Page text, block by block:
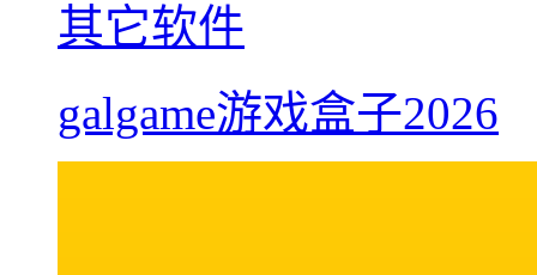
其它软件
galgame游戏盒子2026